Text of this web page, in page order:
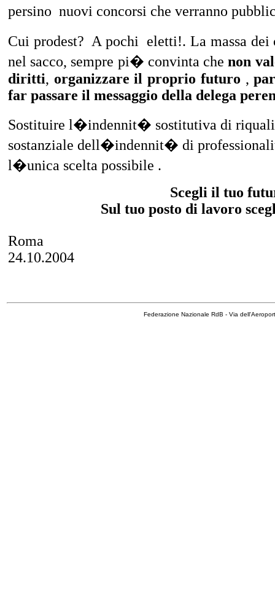
persino nuovi concorsi che verranno
Cui prodest? A pochi
eletti!. La massa
nel sacco, sempre pi� convinta chenon
diritti, organizzare il proprio futuro ,
far passare il messaggio della delega
Sostituire l�indennit� sostitutiva di
sostanziale dell�indennit� di
l�unica scelta possibile .
Scegli il tuo
Sul tuo posto di lavoro
Roma
24.10.2004
Federazione Nazionale RdB - Via